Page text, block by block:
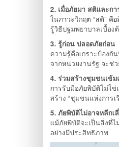
2. เมื่อภัยมา สติและก
ในภาวะวิกฤต “สติ” คื
รู้วิธีปฐมพยาบาลเบื้อ
3. รู้ก่อน ปลอดภัยก่อน
ความรู้คือเกราะป้อง
จากหน่วยงานรัฐ จะช่
4. ร่วมสร้างชุมชนเข้
การรับมือภัยพิบัติไม่ใ
สร้าง “ชุมชนแห่งการ
5. ภัยพิบัติไม่อาจหลีกเ
แม้ภัยพิบัติจะเป็นสิ่งที่
อย่างมีประสิทธิภาพ